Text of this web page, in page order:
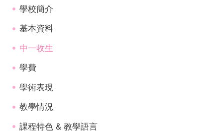
學校簡介
基本資料
中一收生
學費
學術表現
教學情況
課程特色 & 教學語言